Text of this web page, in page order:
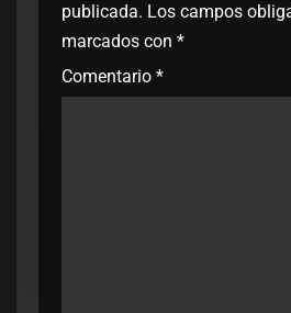
publicada. Los campos
marcados con *
Comentario *